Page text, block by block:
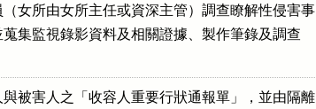
女所由女所主任或資深主管）調查瞭解性侵害事
蒐集監視錄影資料及相關證據、製作筆錄及調查
被害人之「收容人重要行狀通報單」，並由隔離